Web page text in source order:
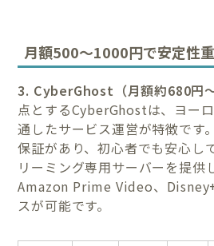
月額500〜1000円で安定性
3. CyberGhost（月額約680円〜
点とするCyberGhostは、ヨー
通したサービス運営が特徴です
保証があり、初心者でも安心し
リーミング専用サーバーを提供
Amazon Prime Video、
スが可能です。